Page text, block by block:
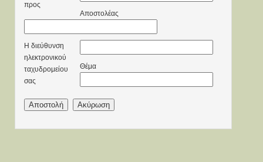
προς
Αποστολέας
Η διεύθυνση
ηλεκτρονικού
ταχυδρομείου
σας
Θέμα
Αποστολή Ακύρωση